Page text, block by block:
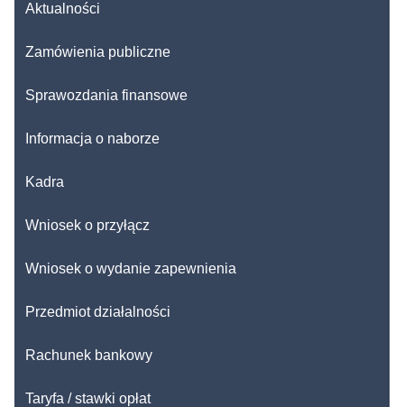
Aktualności
Zamówienia publiczne
Sprawozdania finansowe
Informacja o naborze
Kadra
Wniosek o przyłącz
Wniosek o wydanie zapewnienia
Przedmiot działalności
Rachunek bankowy
Taryfa / stawki opłat